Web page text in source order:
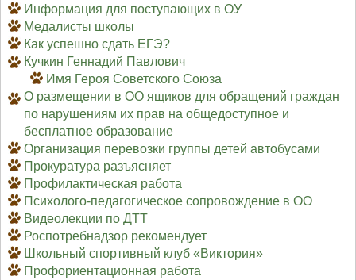
Информация для поступающих в ОУ
Медалисты школы
Как успешно сдать ЕГЭ?
Кучкин Геннадий Павлович
Имя Героя Советского Союза
О размещении в ОО ящиков для обращений граждан
по нарушениям их прав на общедоступное и
бесплатное образование
Организация перевозки группы детей автобусами
Прокуратура разъясняет
Профилактическая работа
Психолого-педагогическое сопровождение в ОО
Видеолекции по ДТТ
Роспотребнадзор рекомендует
Школьный спортивный клуб «Виктория»
Профориентационная работа